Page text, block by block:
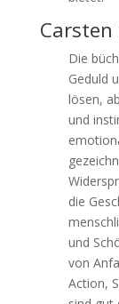
Die
Geduld
lösen,
und
die
und
von
Action,